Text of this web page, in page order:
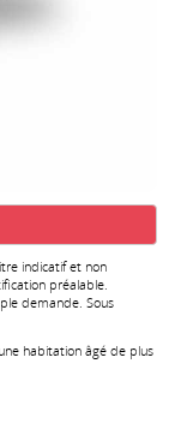
indicatif et non
préalable.
demande. Sous
habitation âgé de plus